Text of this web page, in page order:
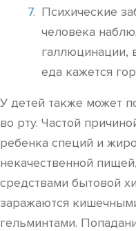
Психические
человека
галлюцинации,
еда кажется
У детей также может
во рту. Частой
ребенка специй и
некачественной
средствами бытовой
заражаются
гельминтами.